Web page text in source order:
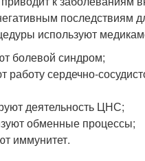
последствиям
используют
болевой синдром;
работу сердечно-
деятельность ЦНС;
обменные процессы;
иммунитет.